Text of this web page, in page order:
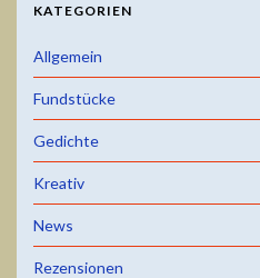
KATEGORIEN
Allgemein
Fundstücke
Gedichte
Kreativ
News
Rezensionen